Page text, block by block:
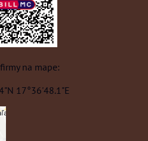
na mape:
17°36'48.1"E